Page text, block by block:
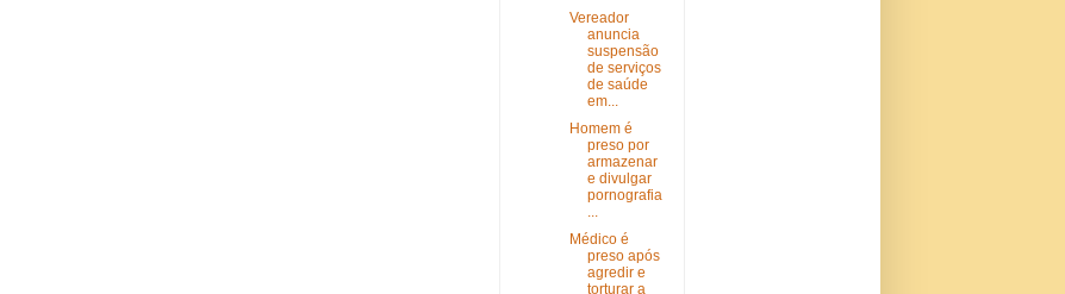
Vereador
anuncia
suspensão
de serviços
de saúde
em...
Homem é
preso por
armazenar
e divulgar
pornografia
...
Médico é
preso após
agredir e
torturar a